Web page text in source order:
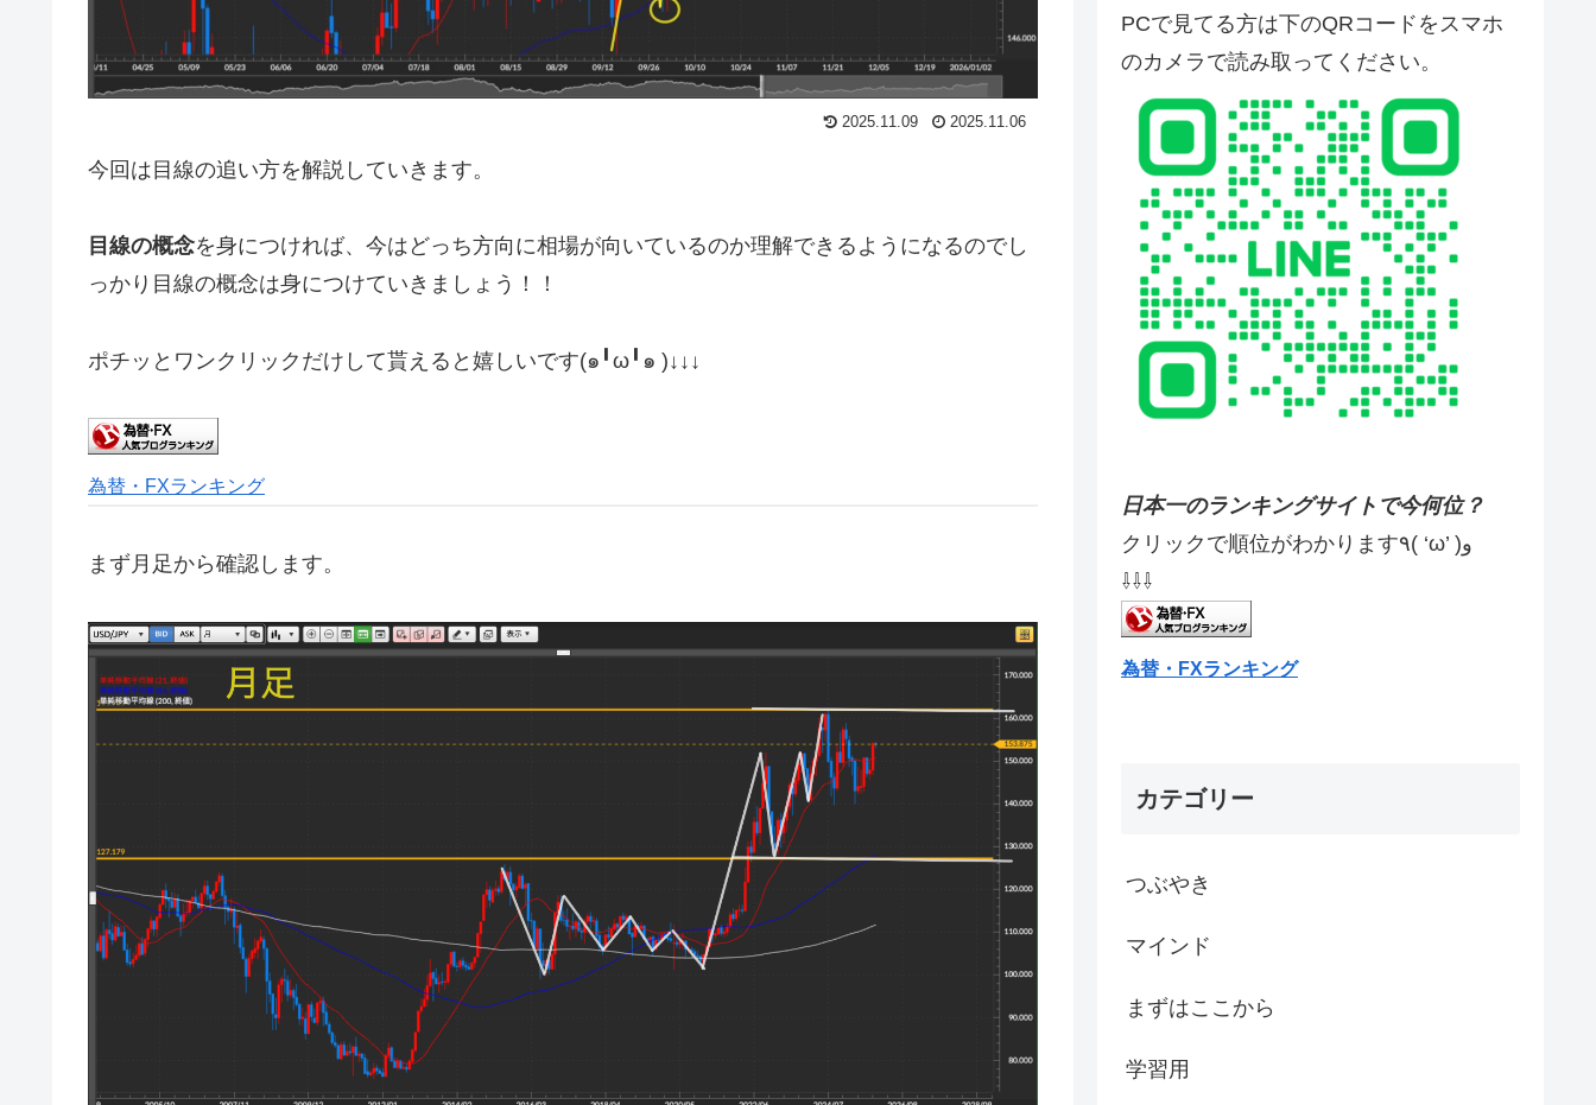
2025.11.09 2025.11.06
今回は目線の追い方を解説していきます。
目線の概念を身につければ、今はどっち方向に相場が向いているのか理解できるようになるのでし
っかり目線の概念は身につけていきましょう！！
ポチッとワンクリックだけして貰えると嬉しいです(๑╹ω╹๑ )↓↓↓
為替・FXランキング
まず月足から確認します。
PCで見てる方は下のQRコードをスマホ
のカメラで読み取ってください。
日本一のランキングサイトで今何位？
クリックで順位がわかります٩( ‘ω’ )و
⇩⇩⇩
為替・FXランキング
カテゴリー
つぶやき
マインド
まずはここから
学習用